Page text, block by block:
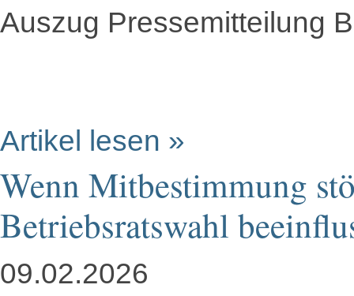
Auszug Pressemitteilung
Artikel lesen »
Wenn Mitbestimmung
Betriebsratswahl
09.02.2026